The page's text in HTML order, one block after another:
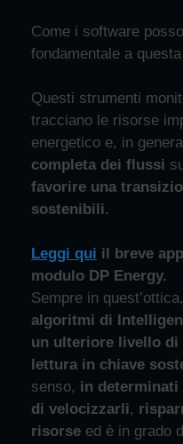
Come i software
fondamentale a
Questi strumenti
tracciano le risorse
energetico e, in
completa dei flussi
favorire una
sostenibili.
Leggi qui il breve
modulo DP Energy.
Sempre in
algoritmi di
un ulteriore livello di
lettura in chiave
senso, in determinati
di velocizzarli, ri
risorse ed è in grado